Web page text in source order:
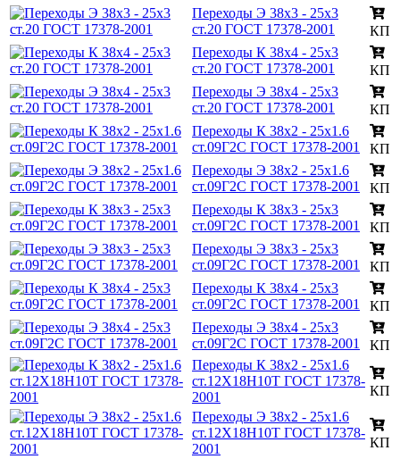
Переходы Э 38х3 - 25х3
ст.20 ГОСТ 17378-2001
КП
Переходы К 38х4 - 25х3
ст.20 ГОСТ 17378-2001
КП
Переходы Э 38х4 - 25х3
ст.20 ГОСТ 17378-2001
КП
Переходы К 38х2 - 25х1.6
ст.09Г2С ГОСТ 17378-2001
КП
Переходы Э 38х2 - 25х1.6
ст.09Г2С ГОСТ 17378-2001
КП
Переходы К 38х3 - 25х3
ст.09Г2С ГОСТ 17378-2001
КП
Переходы Э 38х3 - 25х3
ст.09Г2С ГОСТ 17378-2001
КП
Переходы К 38х4 - 25х3
ст.09Г2С ГОСТ 17378-2001
КП
Переходы Э 38х4 - 25х3
ст.09Г2С ГОСТ 17378-2001
КП
Переходы К 38х2 - 25х1.6
ст.12Х18Н10Т ГОСТ 17378-
2001
КП
Переходы Э 38х2 - 25х1.6
ст.12Х18Н10Т ГОСТ 17378-
2001
КП